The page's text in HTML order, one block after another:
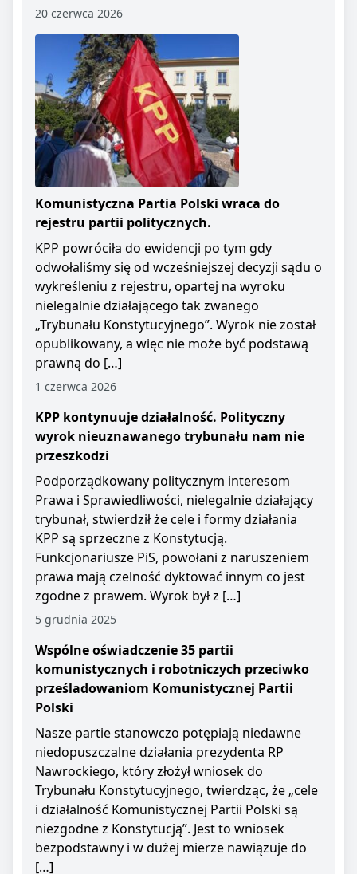
20 czerwca 2026
Komunistyczna Partia Polski wraca do
rejestru partii politycznych.
KPP powróciła do ewidencji po tym gdy
odwołaliśmy się od wcześniejszej decyzji sądu o
wykreśleniu z rejestru, opartej na wyroku
nielegalnie działającego tak zwanego
„Trybunału Konstytucyjnego”. Wyrok nie został
opublikowany, a więc nie może być podstawą
prawną do […]
1 czerwca 2026
KPP kontynuuje działalność. Polityczny
wyrok nieuznawanego trybunału nam nie
przeszkodzi
Podporządkowany politycznym interesom
Prawa i Sprawiedliwości, nielegalnie działający
trybunał, stwierdził że cele i formy działania
KPP są sprzeczne z Konstytucją.
Funkcjonariusze PiS, powołani z naruszeniem
prawa mają czelność dyktować innym co jest
zgodne z prawem. Wyrok był z […]
5 grudnia 2025
Wspólne oświadczenie 35 partii
komunistycznych i robotniczych przeciwko
prześladowaniom Komunistycznej Partii
Polski
Nasze partie stanowczo potępiają niedawne
niedopuszczalne działania prezydenta RP
Nawrockiego, który złożył wniosek do
Trybunału Konstytucyjnego, twierdząc, że „cele
i działalność Komunistycznej Partii Polski są
niezgodne z Konstytucją”. Jest to wniosek
bezpodstawny i w dużej mierze nawiązuje do
[…]